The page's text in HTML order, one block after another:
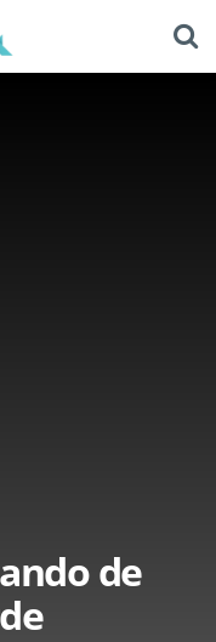
de